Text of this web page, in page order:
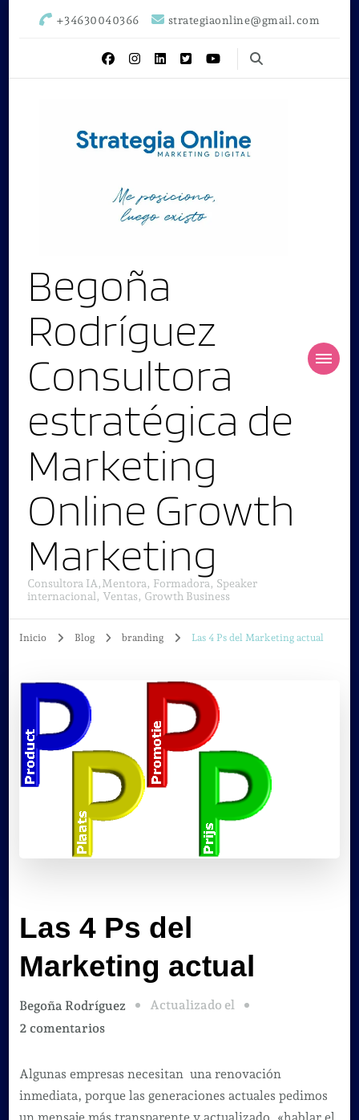
+34630040366 strategiaonline@gmail.com
Begoña
Rodríguez
Consultora
estratégica de
Marketing
Online Growth
Marketing
Consultora IA,Mentora, Formadora, Speaker
internacional, Ventas, Growth Business
Inicio Blog branding Las 4 Ps del Marketing actual
Las 4 Ps del
Marketing actual
Begoña Rodríguez
Actualizado el
2 comentariosen
4
Ps
del
Algunas empresas necesitan una renovación
inmediata, porque las generaciones actuales pedimos